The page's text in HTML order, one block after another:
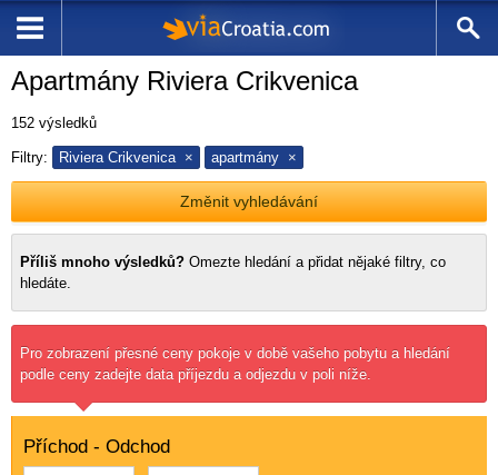
Apartmány Riviera Crikvenica
152 výsledků
Filtry: Riviera Crikvenica apartmány
Změnit vyhledávání
Příliš mnoho výsledků? Omezte hledání a přidat nějaké filtry, co
hledáte.
Pro zobrazení přesné ceny pokoje v době vašeho pobytu a hledání
podle ceny zadejte data příjezdu a odjezdu v poli níže.
Příchod - Odchod